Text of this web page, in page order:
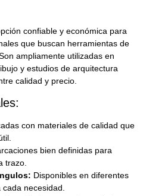
confiable y económica para
que buscan herramientas de
ampliamente utilizadas en
y estudios de arquitectura
calidad y precio.
con materiales de calidad que
bien definidas para
trazo.
Disponibles en diferentes
necesidad.